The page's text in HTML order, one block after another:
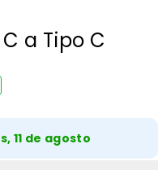
a Tipo C
11 de agosto